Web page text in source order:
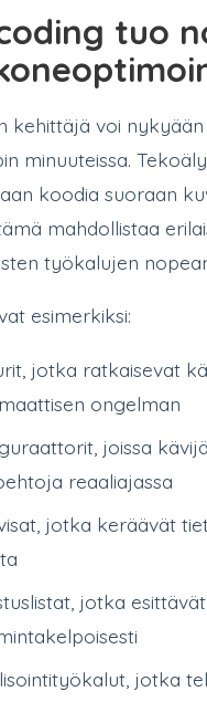
tuo
kehittäjä voi
minuuteissa.
koodia suoraan
mahdollistaa
työkalujen
esimerkiksi:
jotka ratkaisevat
ongelman
joissa
reaaliajassa
jotka keräävät
jotka
jotka